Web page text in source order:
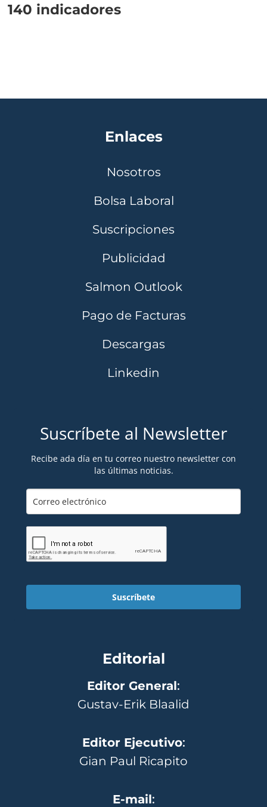
140 indicadores
Enlaces
Nosotros
Bolsa Laboral
Suscripciones
Publicidad
Salmon Outlook
Pago de Facturas
Descargas
Linkedin
Suscríbete al Newsletter
Recibe ada día en tu correo nuestro newsletter con
las últimas noticias.
Suscríbete
Editorial
Editor General:
Gustav-Erik Blaalid
Editor Ejecutivo:
Gian Paul Ricapito
E-mail: